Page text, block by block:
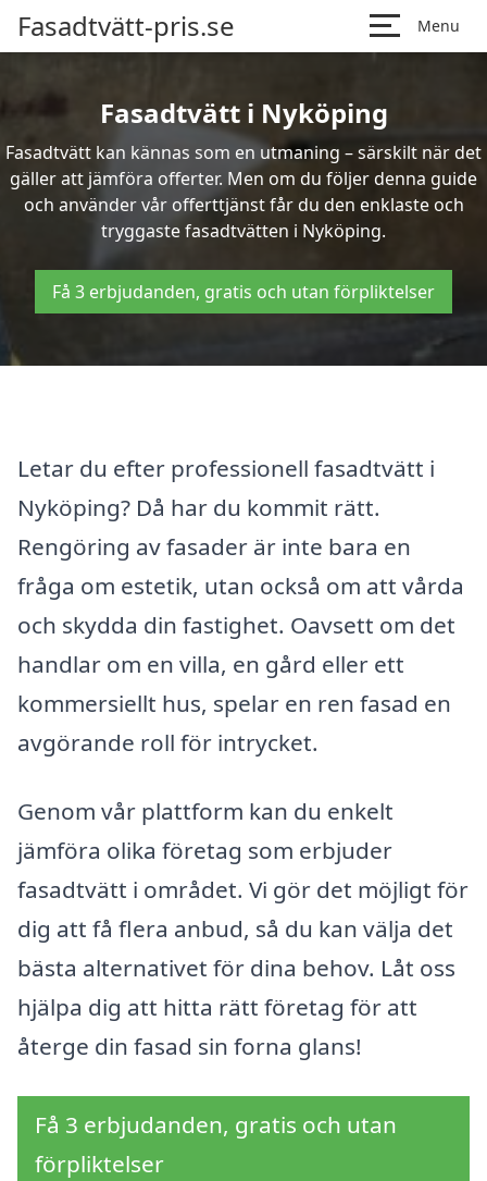
Fasadtvätt-pris.se Menu
Fasadtvätt i Nyköping
Fasadtvätt kan kännas som en utmaning – särskilt när det
gäller att jämföra offerter. Men om du följer denna guide
och använder vår offerttjänst får du den enklaste och
tryggaste fasadtvätten i Nyköping.
Få 3 erbjudanden, gratis och utan förpliktelser
Letar du efter professionell fasadtvätt i
Nyköping? Då har du kommit rätt.
Rengöring av fasader är inte bara en
fråga om estetik, utan också om att vårda
och skydda din fastighet. Oavsett om det
handlar om en villa, en gård eller ett
kommersiellt hus, spelar en ren fasad en
avgörande roll för intrycket.
Genom vår plattform kan du enkelt
jämföra olika företag som erbjuder
fasadtvätt i området. Vi gör det möjligt för
dig att få flera anbud, så du kan välja det
bästa alternativet för dina behov. Låt oss
hjälpa dig att hitta rätt företag för att
återge din fasad sin forna glans!
Få 3 erbjudanden, gratis och utan
förpliktelser